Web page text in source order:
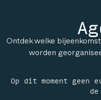
Ontdek welke
worden
Op dit moment geen